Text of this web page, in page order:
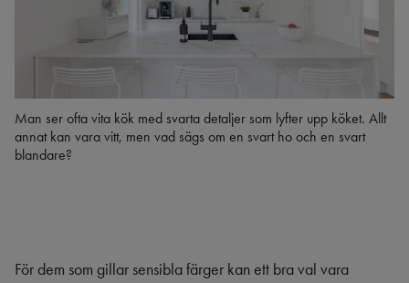
Man ser ofta vita kök med svarta detaljer som lyfter upp köket. Allt
annat kan vara vitt, men vad sägs om en svart ho och en svart
blandare?
För dem som gillar sensibla färger kan ett bra val vara